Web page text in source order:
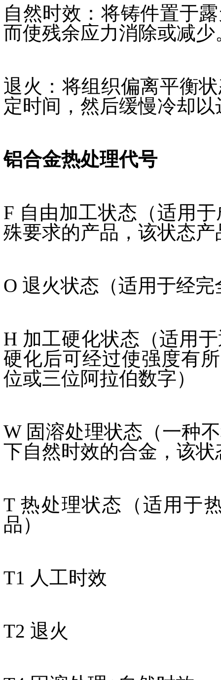
自然时效：将铸件置于
而使残余应力消除或减少
退火：将组织偏离平衡
定时间，然后缓慢冷却
铝合金热处理代号
F 自由加工状态（适用
殊要求的产品，该状态
O 退火状态（适用于经
H 加工硬化状态（适用
硬化后可经过使强度有
位或三位阿拉伯数字）
W 固溶处理状态（一种
下自然时效的合金，该
T 热处理状态（适用于
品）
T1 人工时效
T2 退火